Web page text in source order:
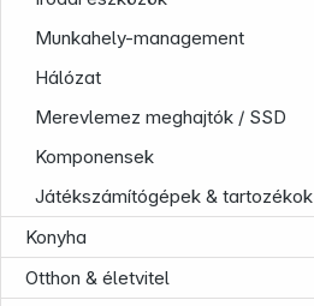
Munkahely-management
Hálózat
Merevlemez meghajtók / SSD
Komponensek
Játékszámítógépek & tartozékok
Konyha
Otthon & életvitel
Company